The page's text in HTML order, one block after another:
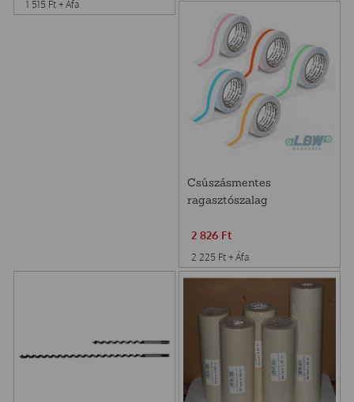
1 515 Ft + Áfa
Csúszásmentes
ragasztószalag
2 826 Ft
2 225 Ft + Áfa